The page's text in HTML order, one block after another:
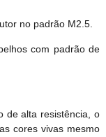
no padrão M2.5.
com padrão de
de alta resistência, o
cores vivas mesmo